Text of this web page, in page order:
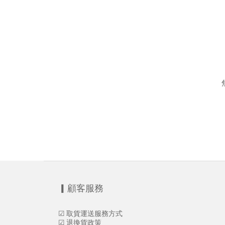
▎顧客服務
☑ 取貨運送服務方式
☑ 退換貨政策